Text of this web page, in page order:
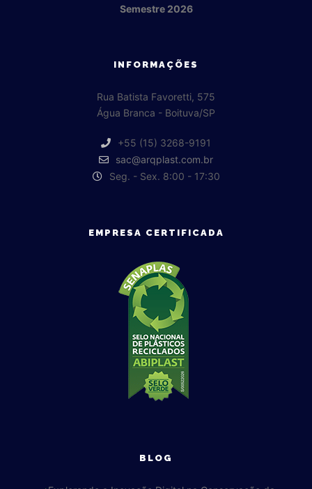
Semestre 2026
INFORMAÇÕES
Rua Batista Favoretti, 575
Água Branca - Boituva/SP
+55 (15) 3268-9191
sac@arqplast.com.br
Seg. - Sex. 8:00 - 17:30
EMPRESA CERTIFICADA
BLOG